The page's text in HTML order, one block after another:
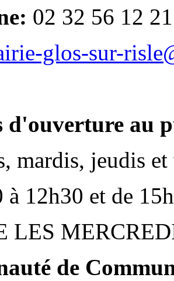
02 32 56 12 21
glos-sur-
d'ouverture au
mardis, jeudis et
à 12h30 et de
LES
de